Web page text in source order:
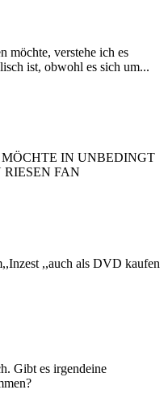
möchte, verstehe ich es
ist, obwohl es sich um...
IN UNBEDINGT
FAN
,,auch als DVD kaufen
Gibt es irgendeine